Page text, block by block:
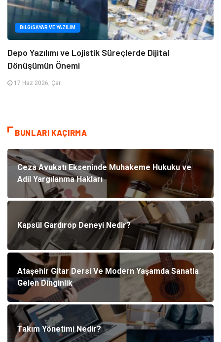
BILGISAYAR VE YAZILIM
Depo Yazılımı ve Lojistik Süreçlerde Dijital
Dönüşümün Önemi
17 Haz 2026, Çar
BUNLARI KAÇIRMA
Ceza Avukatı Ekseninde Muhakeme Hukuku ve
Adil Yargılanma Hakları
Kapsül Gardırop Deneyi Nedir?
Ataşehir Gitar Dersi Ve Modern Yaşamda Sanatla
Gelen Dinginlik
Takım Yönetimi Nedir?